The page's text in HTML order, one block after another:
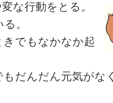
な行動をとる。
。
でもなかなか起
もだんだん元気がな